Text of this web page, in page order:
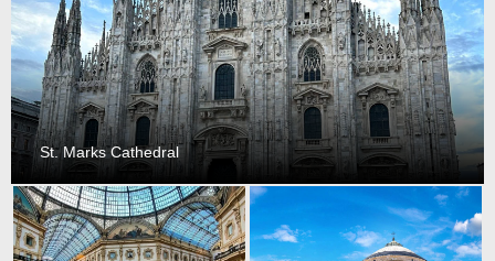
St. Marks Cathedral